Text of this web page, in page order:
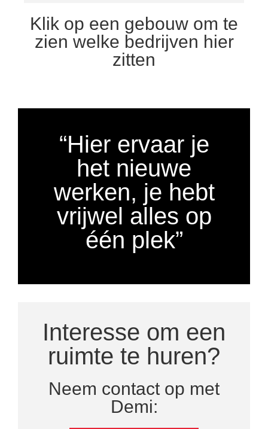
Klik op een gebouw om te
zien welke bedrijven hier
zitten
“Hier ervaar je
het nieuwe
werken, je hebt
vrijwel alles op
één plek”
Interesse om een
ruimte te huren?
Neem contact op met
Demi: